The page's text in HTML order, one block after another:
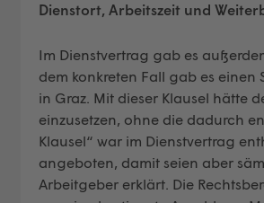
Dienstort, Arbeitszeit und
Im Dienstvertrag gab es
dem konkreten Fall gab es
in Graz. Mit dieser Klausel hätte
einzusetzen, ohne die dadurch
Klausel“ war im Dienstvertrag
angeboten, damit seien aber
Arbeitgeber erklärt. Die